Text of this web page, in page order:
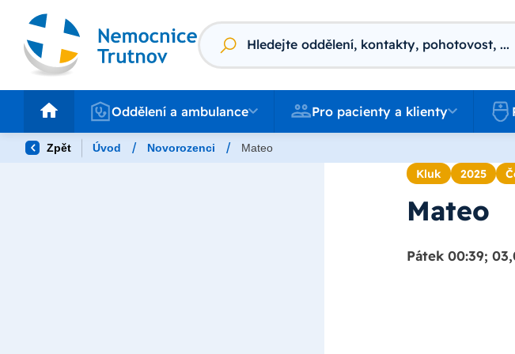
Vyhledávání
Oddělení a ambulance
Oddělení a ambulance Pro pacienty a klienty
Pro
Zpět Úvod / Novorozenci / Mateo
Kluk 2025
Mateo
Pátek 00:39;